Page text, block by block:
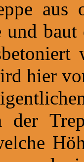
aus
und
hier
der